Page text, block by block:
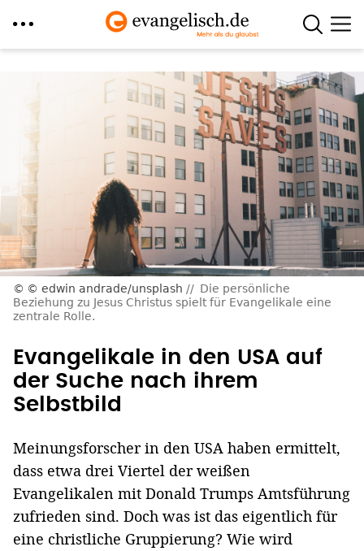
© edwin andrade/unsplash
Die persönliche
Beziehung zu Jesus Christus spielt für Evangelikale eine
zentrale Rolle.
Evangelikale in den USA auf
der Suche nach ihrem
Selbstbild
Meinungsforscher in den USA haben ermittelt,
dass etwa drei Viertel der weißen
Evangelikalen mit Donald Trumps Amtsführung
zufrieden sind. Doch was ist das eigentlich für
eine christliche Gruppierung? Wie wird